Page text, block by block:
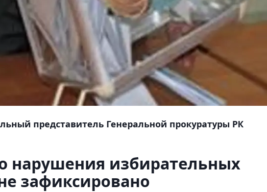
представитель Генеральной прокуратуры РК
нарушения избирательных
зафиксировано